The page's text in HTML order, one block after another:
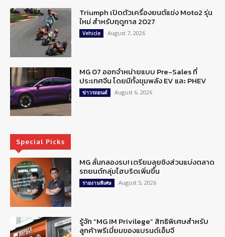
Triumph เปิดตัวเครื่องยนต์แข่ง Moto2 รุ่น
ใหม่ สำหรับฤดูกาล 2027
Vehicle August 7, 2026
MG 07 ออกจำหน่ายแบบ Pre-Sales ที่
ประเทศจีน โดยมีทั้งขุมพลัง EV และ PHEV
ข่าวรถยนต์ August 6, 2026
Special Picks
MG ลั่นกลองรบ! เตรียมลุยชิงส่วนแบ่งตลาด
รถยนต์กลุ่มไฮบริดเพิ่มขึ้น
รายงานพิเศษ August 5, 2026
รู้จัก “MG IM Privilege” สิทธิพิเศษสำหรับ
ลูกค้าพรีเมี่ยมของแบรนด์เอ็มจี